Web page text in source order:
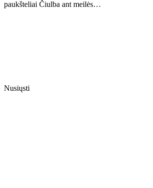
paukšteliai Čiulba ant meilės…
Nusiųsti